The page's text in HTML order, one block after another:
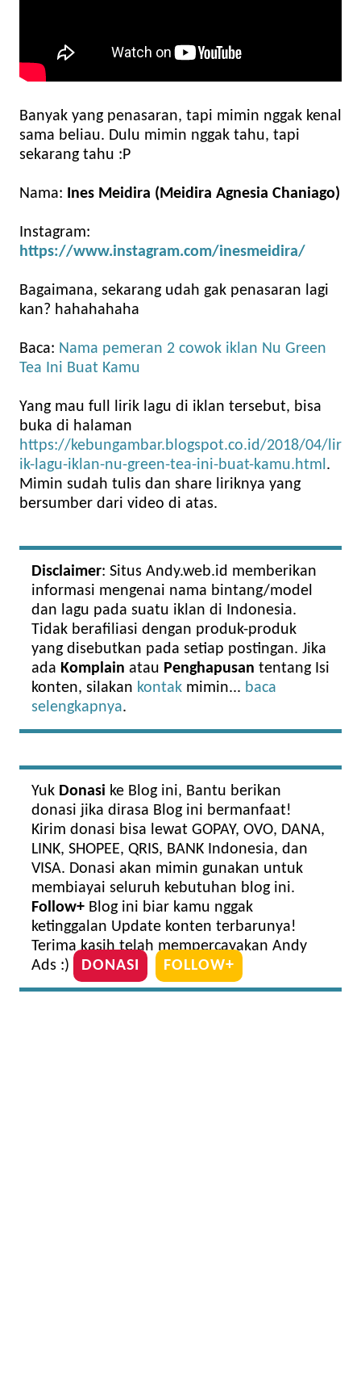
Banyak yang penasaran, tapi mimin nggak kenal
sama beliau. Dulu mimin nggak tahu, tapi
sekarang tahu :P
Nama: Ines Meidira (Meidira Agnesia Chaniago)
Instagram:
https://www.instagram.com/inesmeidira/
Bagaimana, sekarang udah gak penasaran lagi
kan? hahahahaha
Baca: Nama pemeran 2 cowok iklan Nu Green
Tea Ini Buat Kamu
Yang mau full lirik lagu di iklan tersebut, bisa
buka di halaman
https://kebungambar.blogspot.co.id/2018/04/lir
ik-lagu-iklan-nu-green-tea-ini-buat-kamu.html .
Mimin sudah tulis dan share liriknya yang
bersumber dari video di atas.
Disclaimer: Situs Andy.web.id memberikan
informasi mengenai nama bintang/model
dan lagu pada suatu iklan di Indonesia.
Tidak berafiliasi dengan produk-produk
yang disebutkan pada setiap postingan. Jika
ada Komplain atau Penghapusan tentang Isi
konten, silakan kontak mimin... baca
selengkapnya.
Yuk Donasi ke Blog ini, Bantu berikan
donasi jika dirasa Blog ini bermanfaat!
Kirim donasi bisa lewat GOPAY, OVO, DANA,
LINK, SHOPEE, QRIS, BANK Indonesia, dan
VISA. Donasi akan mimin gunakan untuk
membiayai seluruh kebutuhan blog ini.
Follow+ Blog ini biar kamu nggak
ketinggalan Update konten terbarunya!
Terima kasih telah mempercayakan Andy
Ads :)
DONASI FOLLOW+